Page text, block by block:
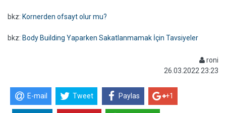
bkz: Kornerden ofsayt olur mu?
bkz: Body Building Yaparken Sakatlanmamak İçin Tavsiyeler
roni
26.03.2022 23:23
E-mail Tweet Paylas +1